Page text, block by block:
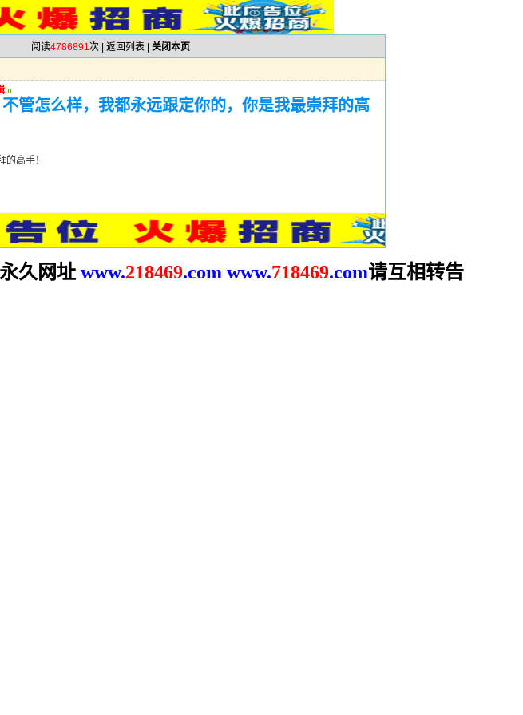
阅读4786891次 | 返回列表 关闭本页
u
管怎么样，我都永远跟定你的，你是我最崇拜的高
高手！
久网址 www.218469.com www.718469.com请互相转告